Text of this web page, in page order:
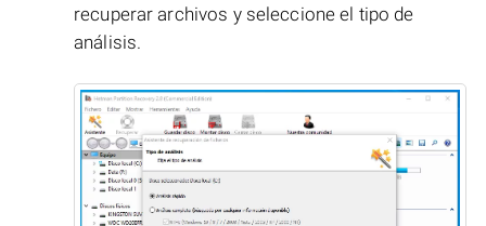
recuperar archivos y seleccione el tipo de
análisis.